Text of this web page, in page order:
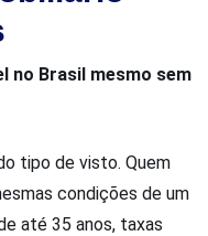
no Brasil mesmo sem
tipo de visto. Quem
condições de um
até 35 anos, taxas